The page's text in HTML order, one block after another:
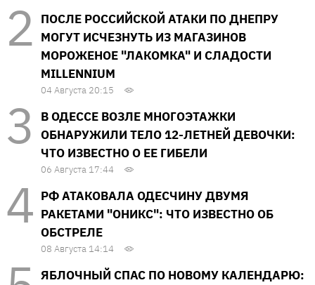
ПОСЛЕ РОССИЙСКОЙ АТАКИ ПО ДНЕПРУ
МОГУТ ИСЧЕЗНУТЬ ИЗ МАГАЗИНОВ
МОРОЖЕНОЕ "ЛАКОМКА" И СЛАДОСТИ
MILLENNIUM
04 Августа 20:15
В ОДЕССЕ ВОЗЛЕ МНОГОЭТАЖКИ
ОБНАРУЖИЛИ ТЕЛО 12-ЛЕТНЕЙ ДЕВОЧКИ:
ЧТО ИЗВЕСТНО О ЕЕ ГИБЕЛИ
06 Августа 17:44
РФ АТАКОВАЛА ОДЕСЧИНУ ДВУМЯ
РАКЕТАМИ "ОНИКС": ЧТО ИЗВЕСТНО ОБ
ОБСТРЕЛЕ
08 Августа 14:14
ЯБЛОЧНЫЙ СПАС ПО НОВОМУ КАЛЕНДАРЮ: